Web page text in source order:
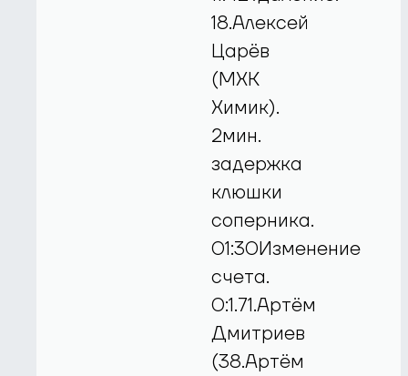
18.Алексей
Царёв
(МХК
Химик).
2мин.
задержка
клюшки
соперника.
01:30Изменение
счета.
0:1.71.Артём
Дмитриев
(38.Артём